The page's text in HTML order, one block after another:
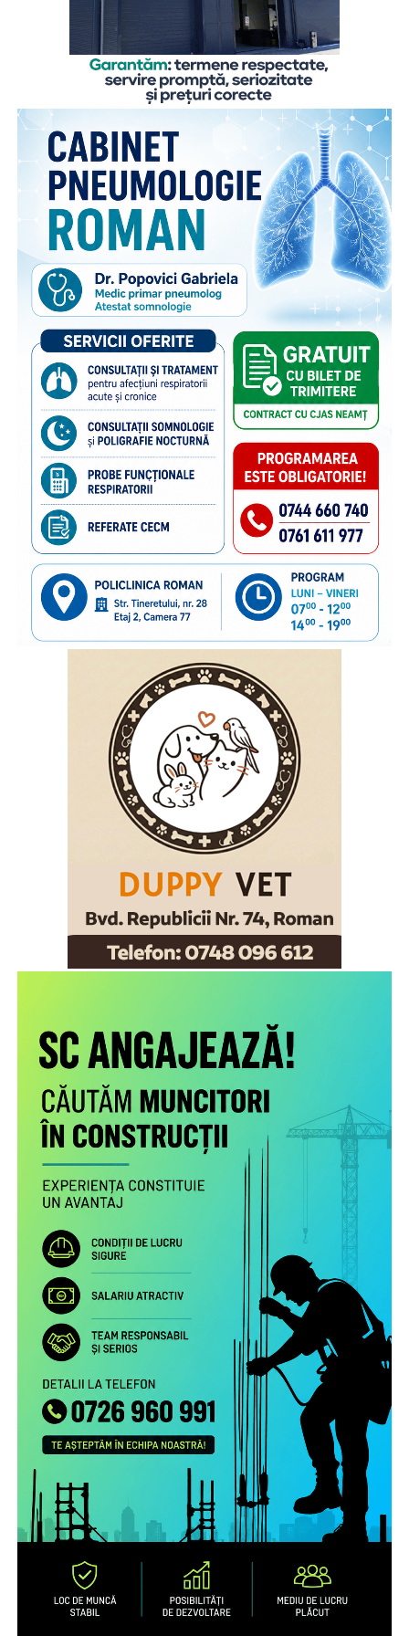
În acest context, Organizația Salvați Copiii România
lansează activitățile din cadrul ediției 2026 a proiectului
„Sună-i zilnic! Conexiune dincolo de granițe”, finanțat de
Departamentul pentru Românii de Pretutindeni și adresat
părinților români care muncesc în străinătate. Proiectul
face parte din campania națională multianuală cu același
nume, care reunește, sub același concept, o serie de
inițiative menite să sprijine copiii rămași în țară și familiile
acestora. Pe lângă activitățile dedicate părinților din
diaspora, campania include acțiuni adresate persoanelor în
grija cărora rămân copiii, membrilor comunității și
specialiștilor din domeniile asistenței sociale și educației,
cu scopul de a susține bunăstarea emoțională a copiilor și
menținerea relației acestora cu părinții plecați la muncă în
străinătate. Campania se bucură de susținerea Autorității
Naționale pentru Protecția Drepturilor Copilului și Adopție,
a Poliției de Frontieră Române și Aeroporturilor Craiova,
Cluj-Napoca, Iași, Suceava.
“Poliția de Frontieră Română este alături de Organizația
Salvați Copiii în acest demers de informare și prevenire,
deoarece știm că, dincolo de frontiere, există și povești de
familie care au nevoie de sprijin. În anii de colaborare am
susținut împreună transmiterea unor mesaje importante
către părinții care pleacă la muncă în străinătate,
încurajându-i să păstreze o legătură permanentă cu copiii
rămași acasă și să acorde atenție nevoilor lor emoționale.
Vom continua acest parteneriat, convinși că informarea și
cooperarea dintre instituții și organizațiile cu experiență
pot contribui la protejarea interesului superior al copilului
și la sprijinirea familiilor aflate în această situație”
inspectorul general al Poliției de Frontieră
Române, chestor principal de poliție Cornel Laurian
Scopul proiectului este creşterea gradului de
conştientizare a părinţilor români care muncesc în alte
state cu privire la nevoile copiilor rămaşi acasă,
necesitatea menţinerii comunicării cu aceştia şi cu
persoanele în grija cărora au rămas şi a legăturii cu
comunitatea de proveniență.
Proiectul include următoarele activități:
Studiu la nivel european privind patternurile de relaționare,
practicile de exercitare a rolului parental la distanță și
nevoile de sprijin ale familiilor transnaționale, în special ale
părinților români aflați la muncă în străinătate.
Campanie de informare și conștientizare cu privire la
nevoile copiilor rămaşi acasă, necesitatea menţinerii
comunicării cu aceştia şi cu persoanele în grija cărora au
rămas copiii şi a legăturii cu comunitatea de proveniență
(online, media) pentru peste 1.000.000 de români care
muncesc/trăiesc în alte state.
Servicii de informare şi consiliere pe teme psiho-
emoţionale şi juridice pentru 2.700 de părinţi români care
muncesc în alte state – prin intermediul secțiunii
interactive a site-ului
www.copiisinguriacasa.ro, liniei